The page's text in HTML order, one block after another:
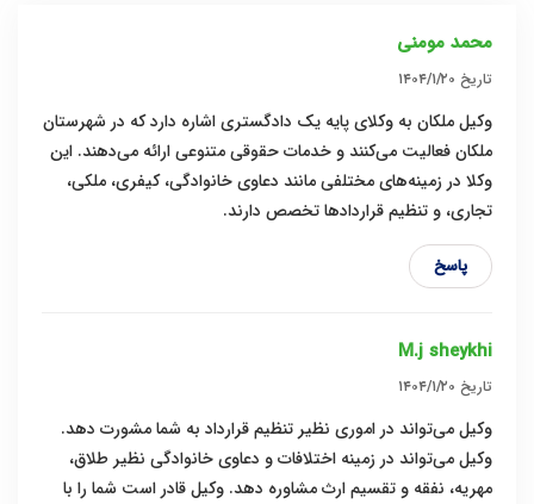
محمد مومنی
تاریخ ۱۴۰۴/۱/۲۰
وکیل ملکان به وکلای پایه یک دادگستری اشاره دارد که در شهرستان
ملکان فعالیت می‌کنند و خدمات حقوقی متنوعی ارائه می‌دهند. این
وکلا در زمینه‌های مختلفی مانند دعاوی خانوادگی، کیفری، ملکی،
تجاری، و تنظیم قراردادها تخصص دارند.
پاسخ
M.j sheykhi
تاریخ ۱۴۰۴/۱/۲۰
وکیل می‌تواند در اموری نظیر تنظیم قرارداد به شما مشورت دهد.
وکیل می‌تواند در زمینه اختلافات و دعاوی خانوادگی نظیر طلاق،
مهریه، نفقه و تقسیم ارث مشاوره دهد. وکیل قادر است شما را با